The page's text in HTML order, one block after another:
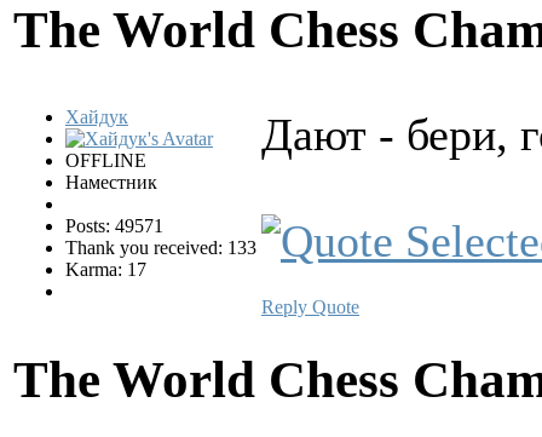
The World Chess
Хайдук
OFFLINE
Наместник
Posts: 49571
Thank you received: 133
Karma: 17
Дают - бери,
Reply Quote
The World Chess